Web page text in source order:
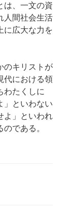
は、一文の資
人間社会生活
に広大な力を
のキリストが
代における領
わたくしに
」といわない
よ」といわれ
である。